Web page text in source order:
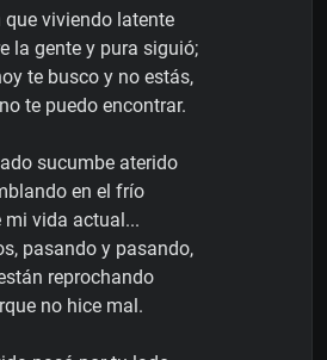
que viviendo latente
la gente y pura siguió;
te busco y no estás,
te puedo encontrar.
sucumbe aterido
en el frío
mi vida actual...
pasando y pasando,
reprochando
no hice mal.